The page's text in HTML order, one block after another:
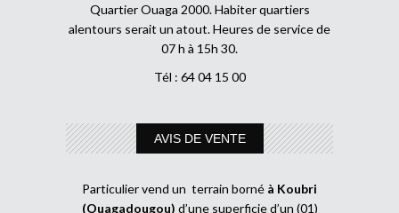
Quartier Ouaga 2000. Habiter quartiers
alentours serait un atout. Heures de service de
07 h à 15h 30.
Tél : 64 04 15 00
AVIS DE VENTE
Particulier vend un terrain borné à Koubri
(Ouagadougou) d’une superficie d’un (01)